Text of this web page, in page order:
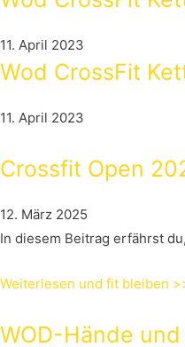
11. April 2023
Wod CrossFit
11. April 2023
Crossfit Open
12. März 2025
In diesem Beitrag erfährst
Weiterlesen und fit bleiben
WOD-Hände